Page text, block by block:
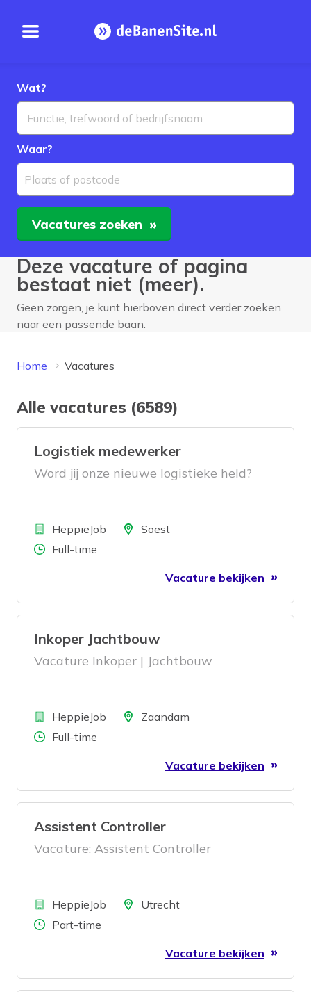
Open menu Homepage
Wat?
Waar?
Plaats of postcode
Vacatures zoeken
Deze vacature of pagina
bestaat niet (meer).
Geen zorgen, je kunt hierboven direct verder zoeken
naar een passende baan.
Home Vacatures
Alle vacatures (6589)
Logistiek medewerker
Word jij onze nieuwe logistieke held?
BedrijfHeppieJob LocatieSoest
Aantal uren
Full-time
Vacature bekijken
Inkoper Jachtbouw
Vacature Inkoper | Jachtbouw
BedrijfHeppieJob LocatieZaandam
Aantal uren
Full-time
Vacature bekijken
Assistent Controller
Vacature: Assistent Controller
BedrijfHeppieJob LocatieUtrecht
Aantal uren
Part-time
Vacature bekijken